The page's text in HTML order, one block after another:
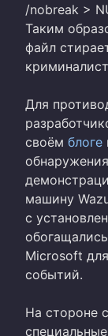
/nobreak >
Таким
файл
Для
своём блоге
машину
с
Microsoft
событий.
На стороне